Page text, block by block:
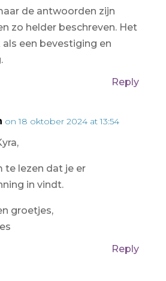
de antwoorden zijn
zo helder beschreven. Het
een bevestiging en
Reply
on 18 oktober 2024 at 13:54
te lezen dat je er
in vindt.
groetjes,
Reply